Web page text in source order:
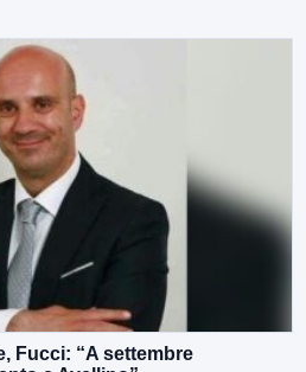
Fucci: “A settembre